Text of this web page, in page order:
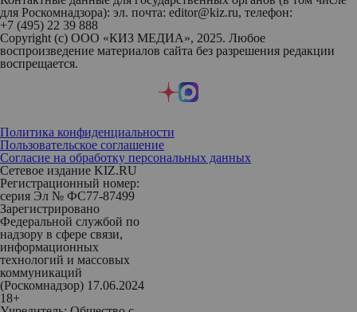
для Роскомнадзора): эл. почта: editor@kiz.ru, телефон:
+7 (495) 22 39 888
Copyright (с) ООО «КИЗ МЕДИА», 2025. Любое
воспроизведение материалов сайта без разрешения редакции
воспрещается.
Политика конфиденциальности
Пользовательское соглашение
Согласие на обработку персональных данных
Сетевое издание KIZ.RU
Регистрационный номер:
серия Эл № ФС77-87499
Зарегистрировано
Федеральной службой по
надзору в сфере связи,
информационных
технологий и массовых
коммуникаций
(Роскомнадзор) 17.06.2024
18+